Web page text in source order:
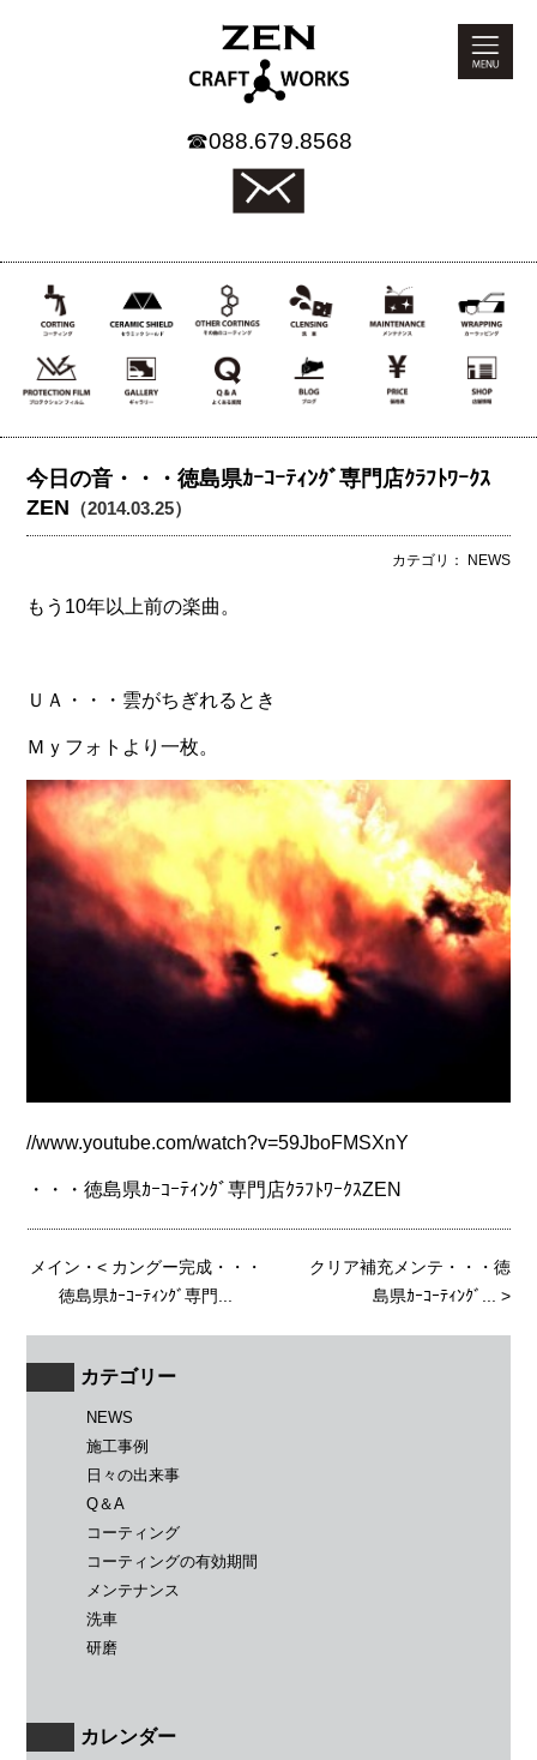
☎088.679.8568
今日の音・・・徳島県ｶｰｺｰﾃｨﾝｸﾞ専門店ｸﾗﾌﾄﾜｰｸｽ
ZEN （2014.03.25）
カテゴリ： NEWS
もう10年以上前の楽曲。
ＵＡ・・・雲がちぎれるとき
Ｍｙフォトより一枚。
//www.youtube.com/watch?v=59JboFMSXnY
・・・徳島県ｶｰｺｰﾃｨﾝｸﾞ専門店ｸﾗﾌﾄﾜｰｸｽZEN
メイン ・< カングー完成・・・
徳島県ｶｰｺｰﾃｨﾝｸﾞ専門...
クリア補充メンテ・・・徳
島県ｶｰｺｰﾃｨﾝｸﾞ... >
カテゴリー
NEWS
施工事例
日々の出来事
Q＆A
コーティング
コーティングの有効期間
メンテナンス
洗車
研磨
カレンダー